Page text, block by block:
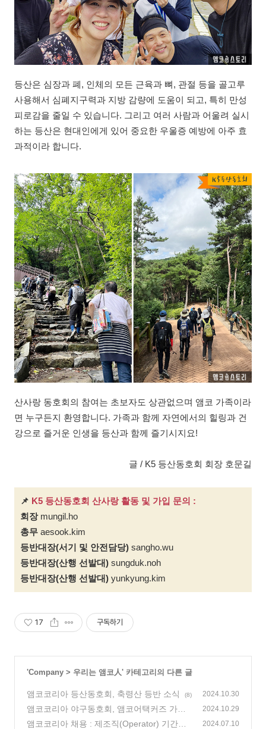
등산은 심장과 폐, 인체의 모든 근육과 뼈, 관절 등을 골고루
사용해서 심폐지구력과 지방 감량에 도움이 되고, 특히 만성
피로감을 줄일 수 있습니다. 그리고 여러 사람과 어울려 실시
하는 등산은 현대인에게 있어 중요한 우울증 예방에 아주 효
과적이라 합니다.
산사랑 동호회의 참여는 초보자도 상관없으며 앰코 가족이라
면 누구든지 환영합니다. 가족과 함께 자연에서의 힐링과 건
강으로 즐거운 인생을 등산과 함께 즐기시지요!
글 / K5 등산동호회 회장 호문길
📌 K5 등산동호회 산사랑 활동 및 가입 문의 :
회장mungil.ho
총무 aesook.kim
등반대장(서기 및 안전담당) sangho.wu
등반대장(산행 선발대) sungduk.noh
등반대장(산행 선발대) yunkyung.kim
17 구독하기
'Company > 우리는 앰코人' 카테고리의 다른 글
앰코코리아 등산동호회, 축령산 등반 소식 (8) 2024.10.30
앰코코리아 야구동호회, 앰코어택커즈 가을
리그 활동 소식
(6)
2024.10.29
앰코코리아 채용 : 제조직(Operator) 기간제
2024.07.10